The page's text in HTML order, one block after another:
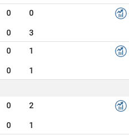
0 0
0 3
0 1
0
1
0 2
0 1